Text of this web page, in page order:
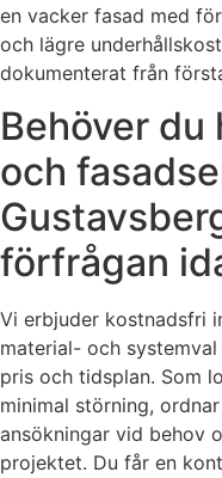
en vacker fasad med
och lägre
dokumenterat från
Behöver du
och
förfrågan
Vi erbjuder kostnadsfri
material- och
pris och tidsplan. Som
minimal störning,
ansökningar vid behov
projektet. Du får en